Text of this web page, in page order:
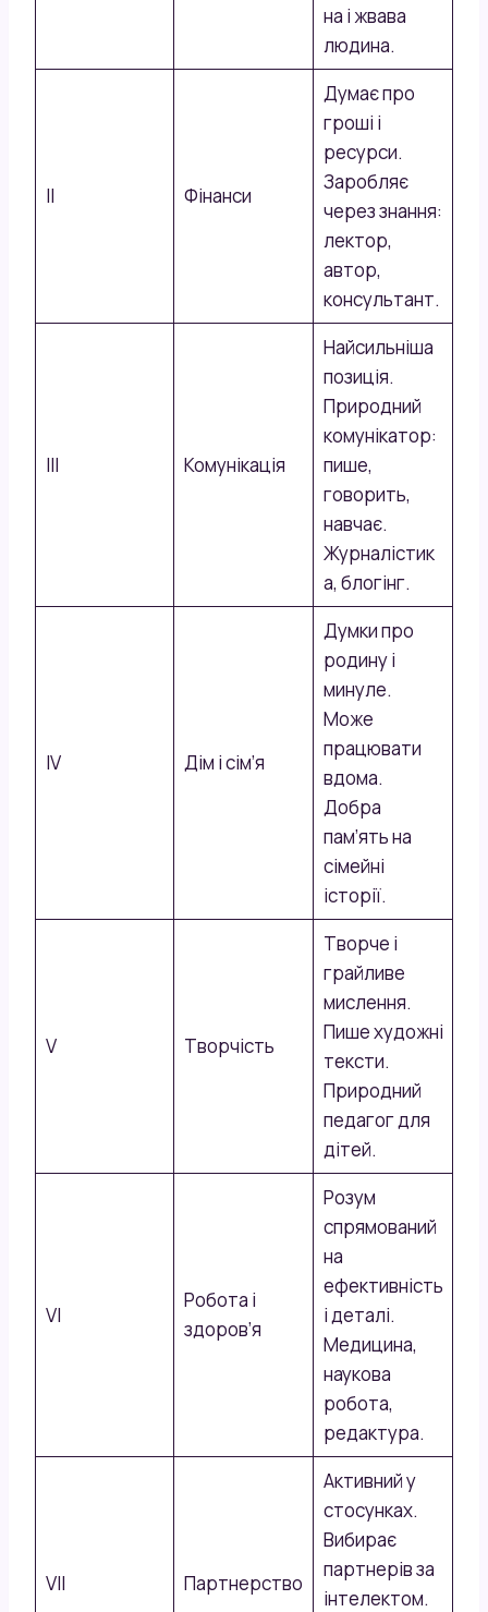
на і жвава
людина.
II Фінанси
Думає про
гроші і
ресурси.
Заробляє
через знання:
лектор,
автор,
консультант.
III Комунікація
Найсильніша
позиція.
Природний
комунікатор:
пише,
говорить,
навчає.
Журналістик
а, блогінг.
IV Дім і сім’я
Думки про
родину і
минуле.
Може
працювати
вдома.
Добра
пам’ять на
сімейні
історії.
V Творчість
Творче і
грайливе
мислення.
Пише художні
тексти.
Природний
педагог для
дітей.
VI
Робота і
здоров’я
Розум
спрямований
на
ефективність
і деталі.
Медицина,
наукова
робота,
редактура.
VII Партнерство
Активний у
стосунках.
Вибирає
партнерів за
інтелектом.